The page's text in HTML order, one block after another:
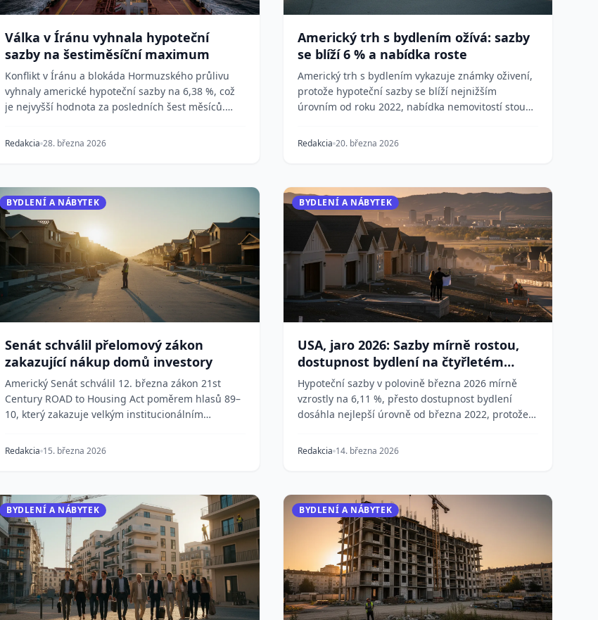
Válka v Íránu vyhnala hypoteční
sazby na šestiměsíční maximum
Konflikt v Íránu a blokáda Hormuzského průlivu
vyhnaly americké hypoteční sazby na 6,38 %, což
je nejvyšší hodnota za posledních šest měsíců.
Redakcia 28. března 2026
Americký trh s bydlením ožívá: sazby
se blíží 6 % a nabídka roste
Americký trh s bydlením vykazuje známky oživení,
protože hypoteční sazby se blíží nejnižším
úrovním od roku 2022, nabídka nemovitostí stoupá
Redakcia 20. března 2026
BYDLENÍ A NÁBYTEK
Senát schválil přelomový zákon
zakazující nákup domů investory
Americký Senát schválil 12. března zákon 21st
Century ROAD to Housing Act poměrem hlasů 89–
10, který zakazuje velkým institucionálním
Redakcia 15. března 2026
BYDLENÍ A NÁBYTEK
USA, jaro 2026: Sazby mírně rostou,
dostupnost bydlení na čtyřletém
maximu
Hypoteční sazby v polovině března 2026 mírně
vzrostly na 6,11 %, přesto dostupnost bydlení
dosáhla nejlepší úrovně od března 2022, protože
Redakcia 14. března 2026
BYDLENÍ A NÁBYTEK BYDLENÍ A NÁBYTEK